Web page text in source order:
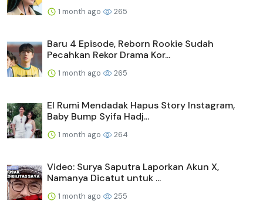
1 month ago 265
Baru 4 Episode, Reborn Rookie Sudah
Pecahkan Rekor Drama Kor...
1 month ago 265
El Rumi Mendadak Hapus Story Instagram,
Baby Bump Syifa Hadj...
1 month ago 264
Video: Surya Saputra Laporkan Akun X,
Namanya Dicatut untuk ...
1 month ago 255